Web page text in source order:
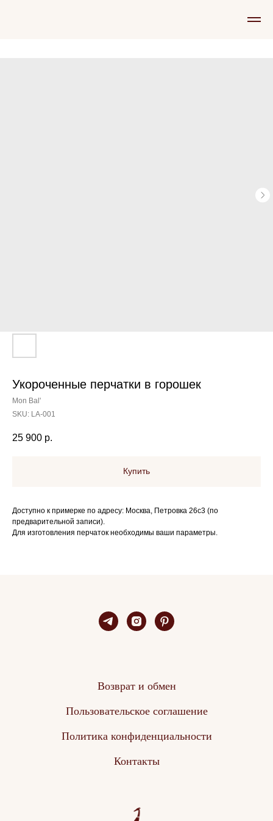
Укороченные перчатки в горошек
Mon Bal'
SKU: LA-001
25 900 р.
Купить
Доступно к примерке по адресу: Москва, Петровка 26с3 (по
предварительной записи).
Для изготовления перчаток необходимы ваши параметры.
Возврат и обмен
Пользовательское соглашение
Политика конфиденциальности
Контакты